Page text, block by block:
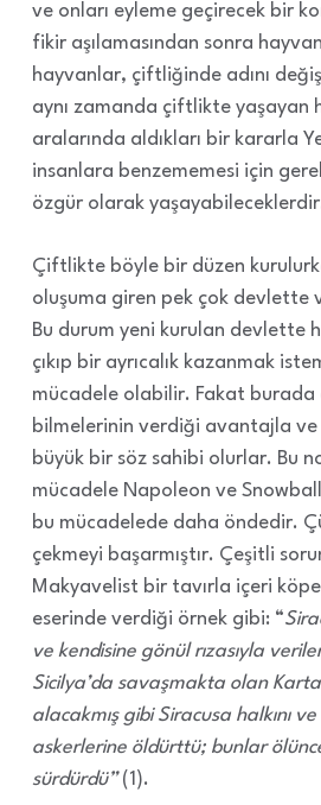
ve onları eyleme geçirecek bir
fikir aşılamasından sonra
hayvanlar, çiftliğinde adını
aynı zamanda çiftlikte yaşayan
aralarında aldıkları bir kararla
insanlara benzememesi için
özgür olarak
Çiftlikte böyle bir düzen
oluşuma giren pek çok devlette
Bu durum yeni kurulan devlette
çıkıp bir ayrıcalık kazanmak
mücadele olabilir. Fakat burada
bilmelerinin verdiği avantajla ve
büyük bir söz sahibi olurlar. Bu
mücadele Napoleon ve
bu mücadelede daha öndedir.
çekmeyi başarmıştır. Çeşitli
Makyavelist bir tavırla içeri
eserinde verdiği örnek gibi: “
ve kendisine gönül rızasıyla
Sicilya’da savaşmakta olan
alacakmış gibi Siracusa halkını
askerlerine öldürttü; bunlar
sürdürdü”(1).